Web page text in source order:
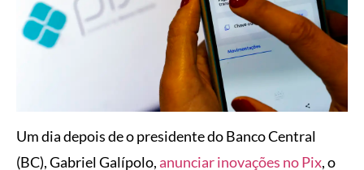
Um dia depois de o presidente do Banco Central
(BC), Gabriel Galípolo,anunciar inovações no Pix, o